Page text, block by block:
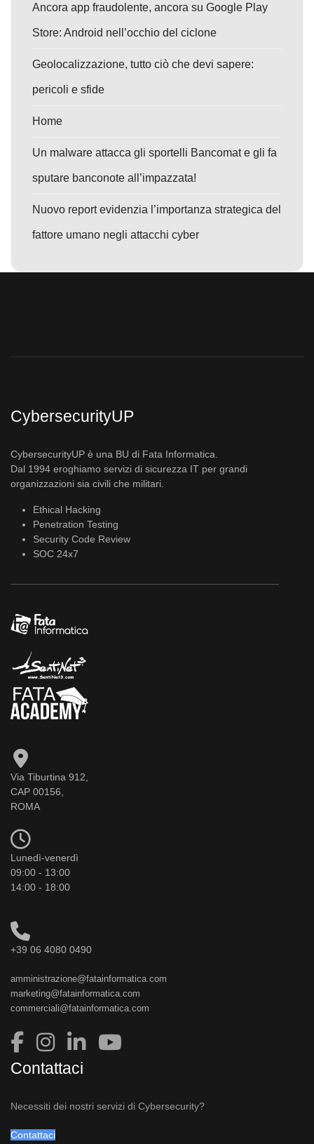
Ancora app fraudolente, ancora su Google Play
Store: Android nell’occhio del ciclone
Geolocalizzazione, tutto ciò che devi sapere:
pericoli e sfide
Home
Un malware attacca gli sportelli Bancomat e gli fa
sputare banconote all’impazzata!
Nuovo report evidenzia l’importanza strategica del
fattore umano negli attacchi cyber
CybersecurityUP
CybersecurityUP è una BU di Fata Informatica.
Dal 1994 eroghiamo servizi di sicurezza IT per grandi
organizzazioni sia civili che militari.
Ethical Hacking
Penetration Testing
Security Code Review
SOC 24x7
Via Tiburtina 912,
CAP 00156,
ROMA
Lunedì-venerdì
09:00 - 13:00
14:00 - 18:00
+39 06 4080 0490
amministrazione@fatainformatica.com
marketing@fatainformatica.com
commerciali@fatainformatica.com
Contattaci
Necessiti dei nostri servizi di Cybersecurity?
Contattaci